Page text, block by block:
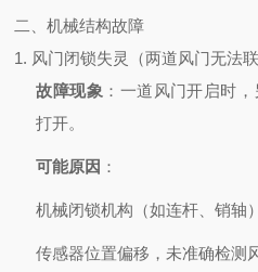
二、机械结构故障
1. 风门闭锁失灵（两道风门无法联
故障现象 ：一道风门开启时
打开。
可能原因 ：
机械闭锁机构（如连杆、销轴
传感器位置偏移，未准确检测